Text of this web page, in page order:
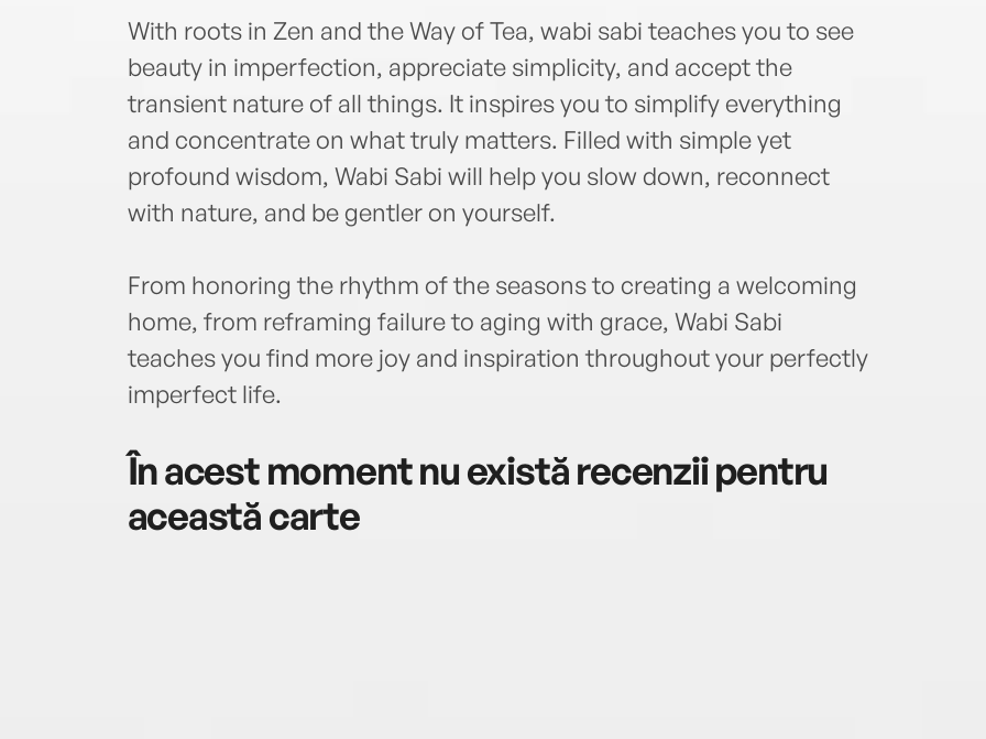
With roots in Zen and the Way of Tea, wabi sabi teaches you to see
beauty in imperfection, appreciate simplicity, and accept the
transient nature of all things. It inspires you to simplify everything
and concentrate on what truly matters. Filled with simple yet
profound wisdom, Wabi Sabi will help you slow down, reconnect
with nature, and be gentler on yourself.
From honoring the rhythm of the seasons to creating a welcoming
home, from reframing failure to aging with grace, Wabi Sabi
teaches you find more joy and inspiration throughout your perfectly
imperfect life.
În acest moment nu există recenzii pentru
această carte